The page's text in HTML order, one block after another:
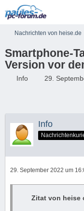
Nachrichten von heise.de
Smartphone-
Version vor
Info 29.
Info
29. September 2022 um
Zitat von heise